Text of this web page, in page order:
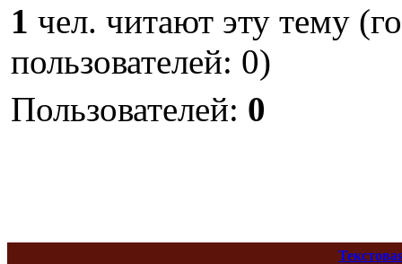
1 чел. читают эту тему
пользователей: 0)
Пользователей: 0